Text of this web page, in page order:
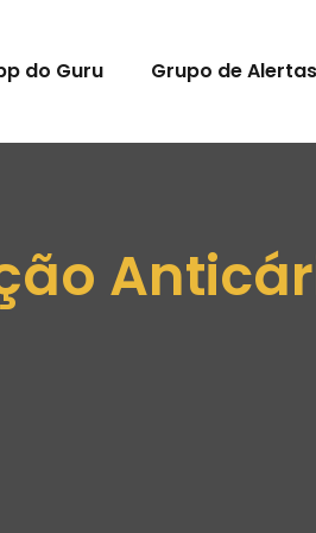
do Guru Grupo de